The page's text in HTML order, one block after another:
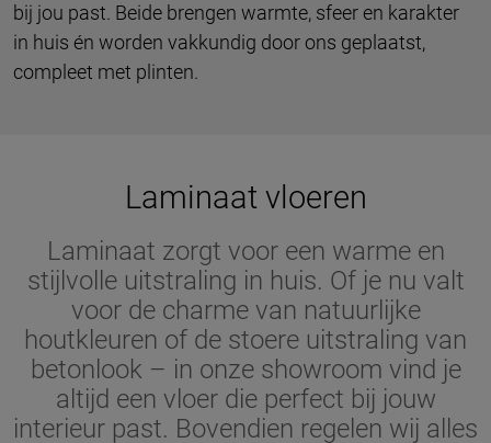
bij jou past. Beide brengen warmte, sfeer en karakter
in huis én worden vakkundig door ons geplaatst,
compleet met plinten.
Laminaat vloeren
Laminaat zorgt voor een warme en
stijlvolle uitstraling in huis. Of je nu valt
voor de charme van natuurlijke
houtkleuren of de stoere uitstraling van
betonlook – in onze showroom vind je
altijd een vloer die perfect bij jouw
interieur past. Bovendien regelen wij alles